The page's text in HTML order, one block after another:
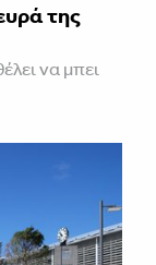
της
να μπει